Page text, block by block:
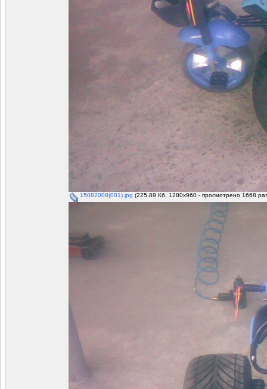
15082008(001).jpg (225.89 Кб, 1280x960 - просмотрено 1668